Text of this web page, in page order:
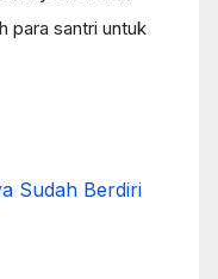
para santri untuk